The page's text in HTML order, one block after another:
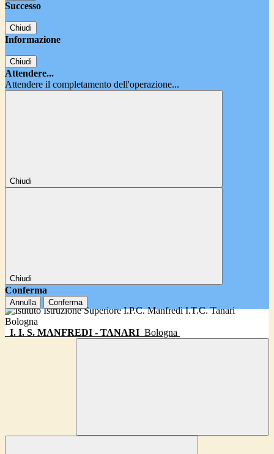
Successo
Chiudi
Informazione
Chiudi
Attendere...
Attendere il completamento dell'operazione...
Chiudi
Chiudi
Conferma
Annulla Conferma
I. I. S. MANFREDI - TANARI Bologna